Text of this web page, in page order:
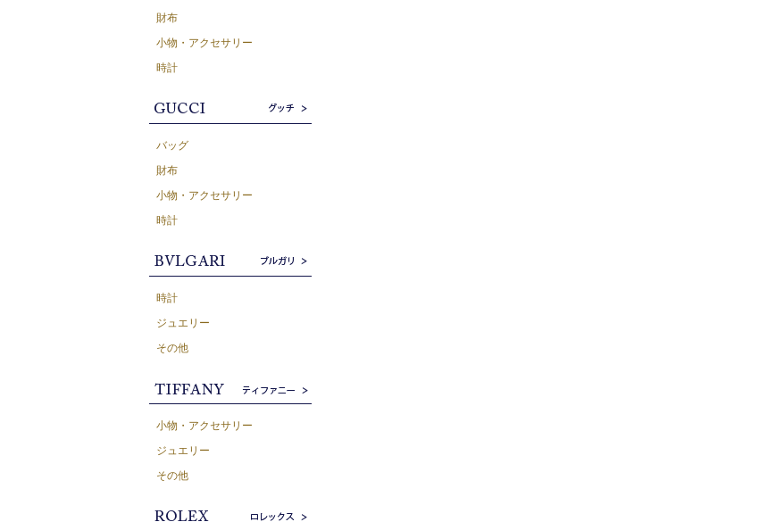
財布
小物・アクセサリー
時計
バッグ
財布
小物・アクセサリー
時計
時計
ジュエリー
その他
小物・アクセサリー
ジュエリー
その他